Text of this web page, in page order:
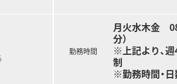
勤務時間
月火水木金 08
分）
※上記より、
制
※勤務時間・